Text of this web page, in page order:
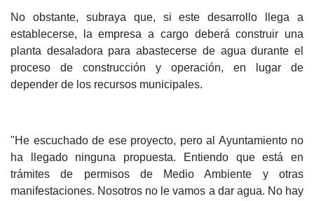
No obstante, subraya que, si este desarrollo llega a
establecerse, la empresa a cargo deberá construir una
planta desaladora para abastecerse de agua durante el
proceso de construcción y operación, en lugar de
depender de los recursos municipales.
"He escuchado de ese proyecto, pero al Ayuntamiento no
ha llegado ninguna propuesta. Entiendo que está en
trámites de permisos de Medio Ambiente y otras
manifestaciones. Nosotros no le vamos a dar agua. No hay